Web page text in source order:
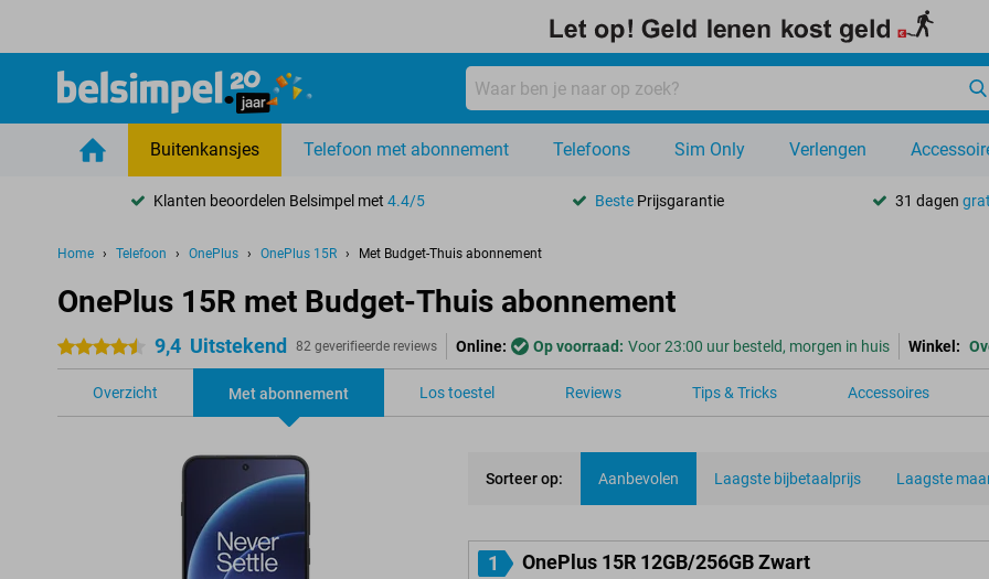
Buitenkansjes Telefoon met abonnement Telefoons Sim Only Verlengen
Klanten beoordelen Belsimpel met4.4/5 Beste Prijsgarantie 31 dagen
Home Telefoon OnePlus OnePlus 15R Met Budget-Thuis abonnement
OnePlus 15R met Budget-Thuis abonnement
4.5 sterren 9,4 Uitstekend 82 geverifieerde reviews Online: Op voorraad: Voor 23:00 uur besteld, morgen in huis Winkel:
Overzicht Met abonnement Los toestel Reviews Tips & Tricks Accessoires
Sorteer op: Aanbevolen Laagste bijbetaalprijs Laagste
1 OnePlus 15R 12GB/256GB Zwart